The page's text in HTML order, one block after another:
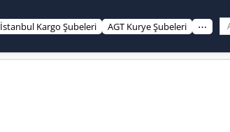
İstanbul Kargo Şubeleri AGT Kurye Şubeleri ⋯